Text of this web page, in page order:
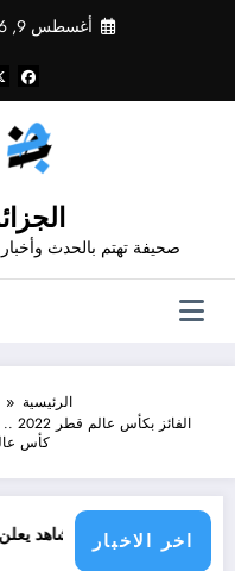
أغسطس 9, 2026
صحيفة تهتم بالحدث
الرئيسية
كأس عالم
اخر الاخبار
المصمم قدور شاهد يعلن عن